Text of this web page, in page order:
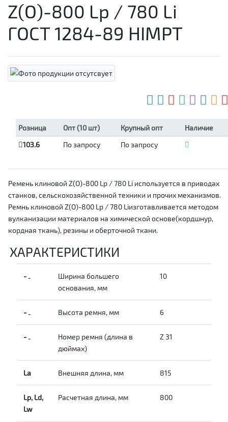
Z(О)-800 Lp / 780 Li
ГОСТ 1284-89 HIMPT
Розница Опт (10 шт) Крупный опт
Наличие
103.6
По запросу По запросу
Ремень клиновой Z(О)-800 Lp / 780 Li используется в приводах
станков, сельскохозяйственной техники и прочих механизмов.
Ремнь клиновой Z(О)-800 Lp / 780 Liизготавливается методом
вулканизации материалов на химической основе(кордшнур,
кордная ткань), резины и оберточной ткани.
ХАРАКТЕРИСТИКИ
- -
Ширина большего
основания, мм
10
- - Высота ремня, мм 6
- -
Номер ремня (длина в
дюймах)
Z 31
La Внешняя длина, мм 815
Lp, Ld,
Lw
Расчетная длина, мм 800